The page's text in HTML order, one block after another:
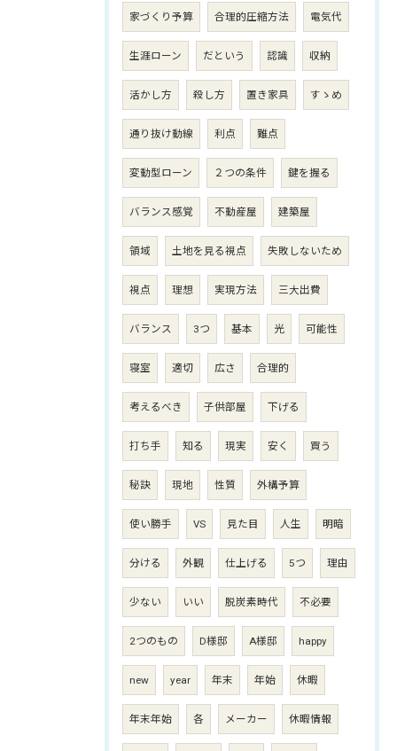
家づくり予算 合理的圧縮方法 電気代
生涯ローン だという 認識 収納
活かし方 殺し方 置き家具 すゝめ
通り抜け動線 利点 難点
変動型ローン ２つの条件 鍵を握る
バランス感覚 不動産屋 建築屋
領域 土地を見る視点 失敗しないため
視点 理想 実現方法 三大出費
バランス 3つ 基本 光 可能性
寝室 適切 広さ 合理的
考えるべき 子供部屋 下げる
打ち手 知る 現実 安く 買う
秘訣 現地 性質 外構予算
使い勝手 VS 見た目 人生 明暗
分ける 外観 仕上げる 5つ 理由
少ない いい 脱炭素時代 不必要
2つのもの D様邸 A様邸 happy
new year 年末 年始 休暇
年末年始 各 メーカー 休暇情報